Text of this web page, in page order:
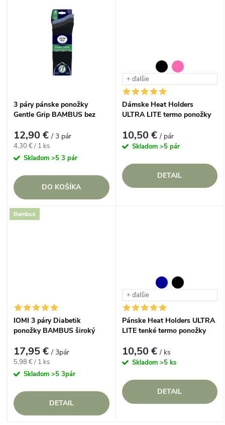
o
v
v
3 páry pánske ponožky
Gentle Grip BAMBUS bez
TMAVÉ
12,90 €/ 3 pár
Jednotková
cena:
4,30 € / 1 ks
Skladom >5 3 pár
DO KOŠÍKA
+ ďalšie
Dámske Heat Holders
ULTRA LITE termo ponožky
10,50 €/ pár
Skladom >5 pár
DETAIL
Bambus
IOMI 3 páry Diabetik
ponožky BAMBUS široký
17,95 €/ 3pár
Jednotková
cena:
5,98 € / 1 ks
Skladom >5 3pár
DETAIL
+ ďalšie
Pánske Heat Holders ULTRA
LITE tenké termo ponožky
10,50 €/ ks
Skladom >5 ks
DETAIL